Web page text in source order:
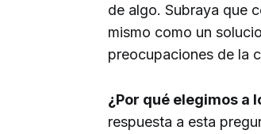
de algo. Subraya que
mismo como un
preocupaciones de la
¿Por qué elegimos a
respuesta a esta